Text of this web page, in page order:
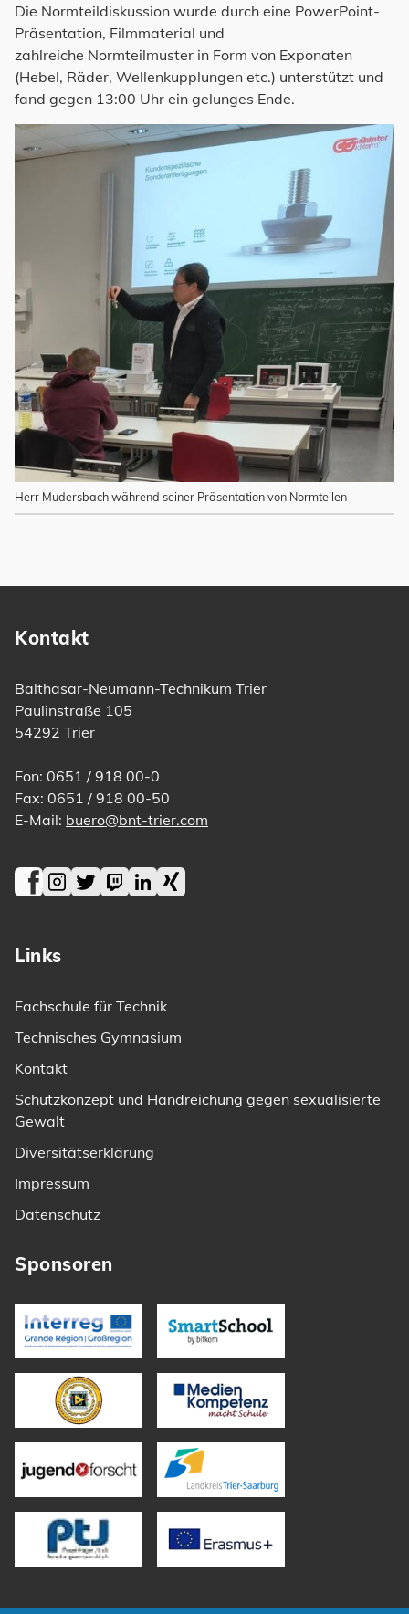
Die Normteildiskussion wurde durch eine PowerPoint-
Präsentation, Filmmaterial und
zahlreiche Normteilmuster in Form von Exponaten
(Hebel, Räder, Wellenkupplungen etc.) unterstützt und
fand gegen 13:00 Uhr ein gelunges Ende.
Herr Mudersbach während seiner Präsentation von Normteilen
Kontakt
Balthasar-Neumann-Technikum Trier
Paulinstraße 105
54292 Trier
Fon: 0651 / 918 00-0
Fax: 0651 / 918 00-50
E-Mail: buero@bnt-trier.com
Facebook
Instagram
TwitterTwitchLinkedIn
Links
Fachschule für Technik
Technisches Gymnasium
Kontakt
Schutzkonzept und Handreichung gegen sexualisierte
Gewalt
Diversitätserklärung
Impressum
Datenschutz
Sponsoren